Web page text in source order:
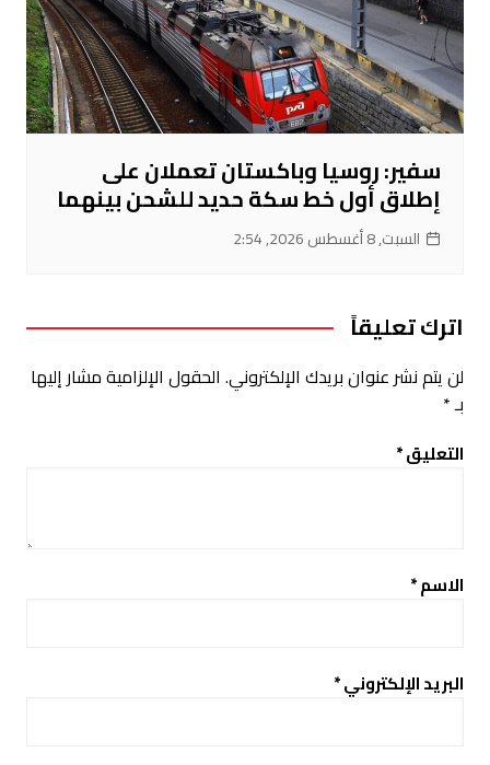
سفير: روسيا وباكستان تعملان على
إطلاق أول خط سكة حديد للشحن بينهما
السبت, 8 أغسطس 2026, 2:54
اترك تعليقاً
لن يتم نشر عنوان بريدك الإلكتروني. الحقول الإلزامية مشار إليها
بـ*
التعليق*
الاسم*
البريد الإلكتروني*